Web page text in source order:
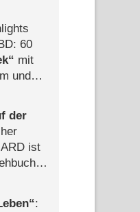
60
mit
und
der
ist
: